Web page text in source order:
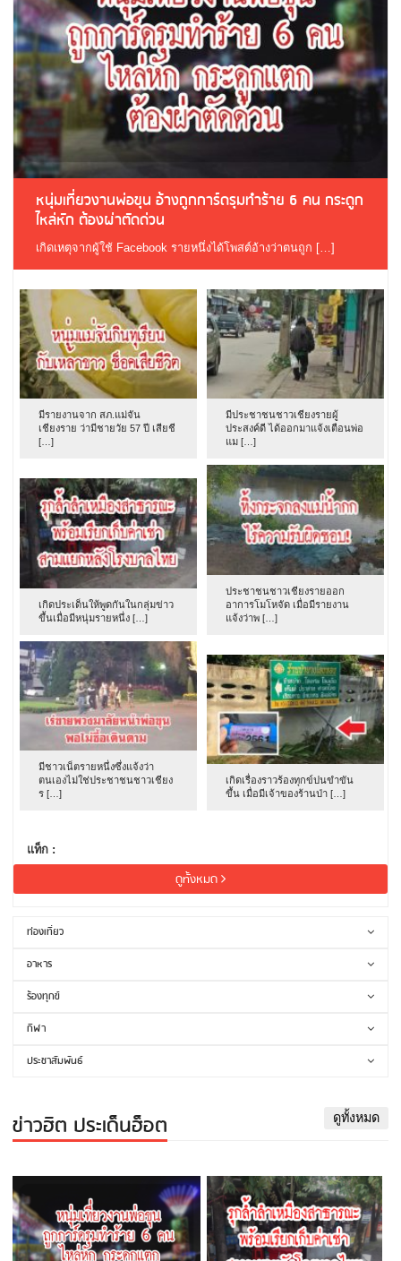
หนุ่มเที่ยวงานพ่อขุน อ้างถูกการ์ดรุมทำร้าย 6 คน กระดูก
ไหล่หัก ต้องผ่าตัดด่วน
เกิดเหตุจากผู้ใช้ Facebook รายหนึ่งได้โพสต์อ้างว่าตนถูก […]
มีรายงานจาก สภ.แม่จัน
เชียงราย ว่ามีชายวัย 57 ปี เสียชี
[…]
มีประชาชนชาวเชียงรายผู้
ประสงค์ดี ได้ออกมาแจ้งเตือนพ่อ
แม […]
เกิดประเด็นให้พูดกันในกลุ่มข่าว
ขึ้นเมื่อมีหนุ่มรายหนึ่ง […]
ประชาชนชาวเชียงรายออก
อาการโมโหจัด เมื่อมีรายงาน
แจ้งว่าพ […]
มีชาวเน็ตรายหนึ่งซึ่งแจ้งว่า
ตนเองไม่ใช่ประชาชนชาวเชียง
ร […]
เกิดเรื่องราวร้องทุกข์ปนขำขัน
ขึ้น เมื่อมีเจ้าของร้านป่า […]
แท็ก :
ดูทั้งหมด
ท่องเที่ยว
อาหาร
ร้องทุกข์
กีฬา
ประชาสัมพันธ์
ข่าวฮิต ประเด็นฮ็อต ดูทั้งหมด